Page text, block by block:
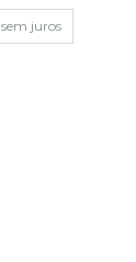
sem juros